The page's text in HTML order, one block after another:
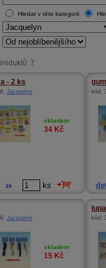
Hledat v této kategorii
7
- 2 ks
, Jacquelyn
skladem
34 Kč
ks
kód:
, Jacquelyn
skladem
15 Kč
kód: